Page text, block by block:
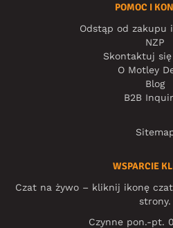
POMOC I
Odstąp od zakupu
NZP
Skontaktuj
O Motley
Blog
B2B
WSPARCIE
Czat na żywo – kliknij ikonę
strony.
Czynne pon.-pt.